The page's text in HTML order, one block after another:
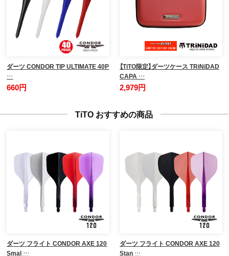
ダーツ CONDOR TIP ULTIMATE 40P
…
660円
【TiTO限定】ダーツケース TRiNiDAD
CAPA …
2,979円
TiTO おすすめの商品
ダーツ フライト CONDOR AXE 120
Smal …
ダーツ フライト CONDOR AXE 120
Stan …